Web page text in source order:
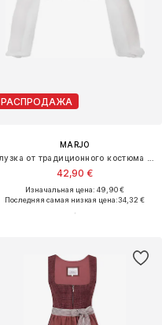
РАСПРОДАЖА
MARJO
42,90 €
Изначальная цена: 49,90 €
Последняя самая низкая цена:34,32 €